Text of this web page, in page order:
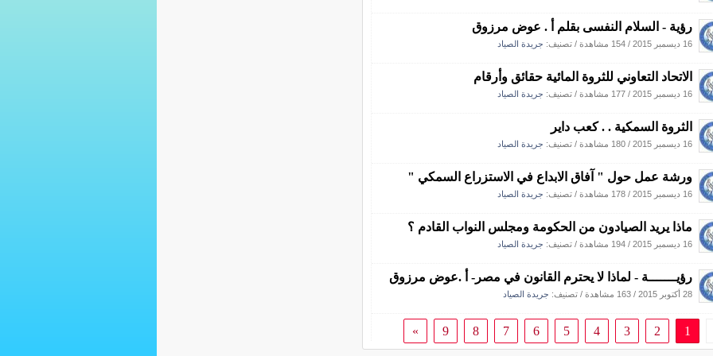
رؤية - السلام النفسى بقلم أ . عوض مرزوق
16 ديسمبر 2015 / 154 مشاهدة / تصنيف: جريدة الصياد
الاتحاد التعاوني للثروة المائية حقائق وأرقام
16 ديسمبر 2015 / 177 مشاهدة / تصنيف: جريدة الصياد
الثروة السمكية . . كعب داير
16 ديسمبر 2015 / 180 مشاهدة / تصنيف: جريدة الصياد
ورشة عمل حول " آفاق الابداع في الاستزراع السمكي "
16 ديسمبر 2015 / 178 مشاهدة / تصنيف: جريدة الصياد
ماذا يريد الصيادون من الحكومة ومجلس النواب القادم ؟
16 ديسمبر 2015 / 194 مشاهدة / تصنيف: جريدة الصياد
رؤيـــــــة - لماذا لا يحترم القانون في مصر- أ .عوض مرزوق
28 أكتوبر 2015 / 163 مشاهدة / تصنيف: جريدة الصياد
1
2
3
4
5
6
7
8
9
»